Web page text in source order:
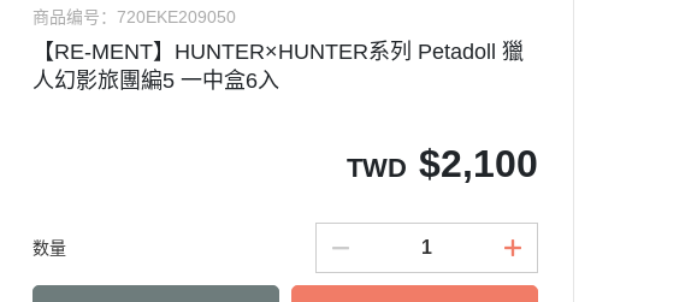
英雄系列
夢Pokémon
比
郎
柯南
拉拉熊
企鵝
新
商品编号：720EKE209050
【RE-MENT】HUNTER×HUNTER系列 Petadoll 獵
人幻影旅團編5 一中盒6入
TWD $2,100
数量